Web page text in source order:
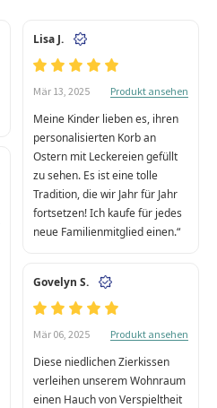
Lisa J.
Mär 13, 2025 Produkt ansehen
Meine Kinder lieben es, ihren
personalisierten Korb an
Ostern mit Leckereien gefüllt
zu sehen. Es ist eine tolle
Tradition, die wir Jahr für Jahr
fortsetzen! Ich kaufe für jedes
neue Familienmitglied einen.“
Govelyn S.
Mär 06, 2025 Produkt ansehen
Diese niedlichen Zierkissen
verleihen unserem Wohnraum
einen Hauch von Verspieltheit